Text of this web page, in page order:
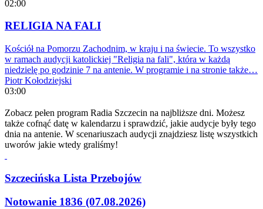
02:00
RELIGIA NA FALI
Kościół na Pomorzu Zachodnim, w kraju i na świecie. To wszystko
w ramach audycji katolickiej "Religia na fali", która w każdą
niedzielę po godzinie 7 na antenie. W programie i na stronie także…
Piotr Kołodziejski
03:00
Zobacz pełen program Radia Szczecin na najbliższe dni. Możesz
także cofnąć datę w kalendarzu i sprawdzić, jakie audycje były tego
dnia na antenie. W scenariuszach audycji znajdziesz listę wszystkich
uworów jakie wtedy graliśmy!
Szczecińska Lista Przebojów
Notowanie 1836 (07.08.2026)